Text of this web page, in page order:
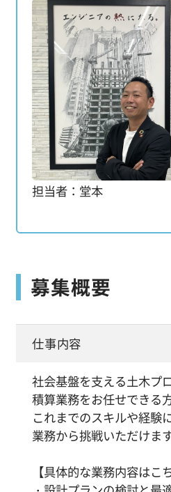
担当者：堂本
募集概要
仕事内容
社会基盤を支える土木プ
積算業務をお任せできる
これまでのスキルや経験
業務から挑戦いただけます
【具体的な業務内容はこ